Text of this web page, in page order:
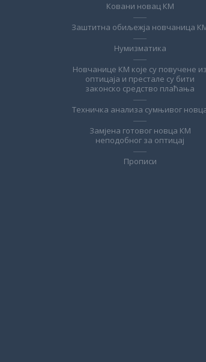
Ковани новац КМ
Заштитна обиљежја новчаница
Нумизматика
Новчанице КМ које су повучене из
оптицаја и престале су бити
законско средство плаћања
Техничка анализа сумњивог
Замјена готовог новца КМ
неподобног за оптицај
Прописи